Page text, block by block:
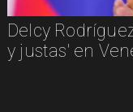
Delcy
y justas' en